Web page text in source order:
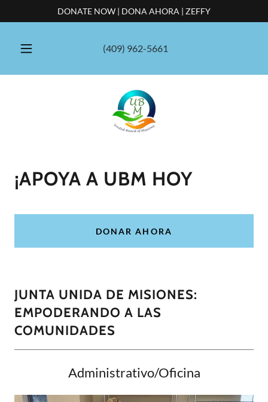
DONATE NOW | DONA AHORA | ZEFFY
(409) 962-5661
¡APOYA A UBM HOY
DONAR AHORA
JUNTA UNIDA DE MISIONES:
EMPODERANDO A LAS
COMUNIDADES
Administrativo/Oficina